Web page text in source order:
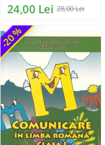
24,00 Lei 28,00 Lei
-20 %